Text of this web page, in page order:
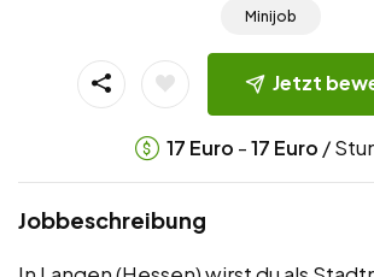
Minijob
Jetzt
17 Euro -17 Euro /
Jobbeschreibung